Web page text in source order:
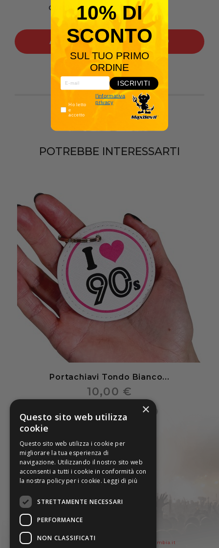
Quantità
AGGIUNGI AL CARRELLO
Condividilo:
POTREBBE INTERESSARTI
Portachiavi Tondo Bianco...
10,00 €
Via Ampere 8 - 42017 Novellara (RE)
info@zumbia.it
10% DI
SCONTO
SUL TUO PRIMO
ORDINE
ISCRIVITI
Ho letto
e
accetto
l'informativa
privacy
×
Questo sito web utilizza
cookie
Questo sito web utilizza i cookie per
migliorare la tua esperienza di
navigazione. Utilizzando il nostro sito web
acconsenti a tutti i cookie in conformità con
la nostra policy per i cookie. Leggi di più
STRETTAMENTE NECESSARI
PERFORMANCE
NON CLASSIFICATI